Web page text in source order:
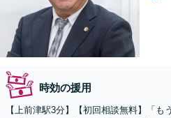
時効の援用
【上前津駅3分】【初回相談無料】「も